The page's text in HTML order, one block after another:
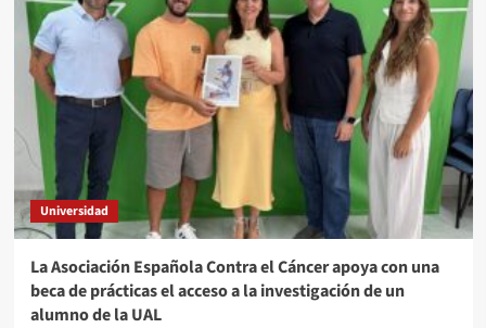
Universidad
La Asociación Española Contra el Cáncer apoya con una
beca de prácticas el acceso a la investigación de un
alumno de la UAL